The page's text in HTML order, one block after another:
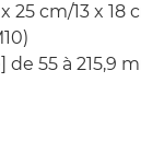
25 cm/13 x 18
55 à 215,9